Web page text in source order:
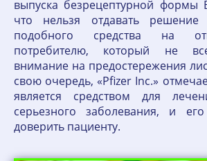
выпуска безрецептурной формы
что нельзя отдавать
подобного средства на
потребителю, который не
внимание на предостережения
свою очередь, «Pfizer Inc.»
является средством для
серьезного заболевания, и
доверить пациенту.